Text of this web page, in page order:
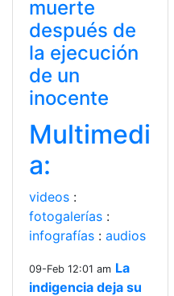
muerte
después de
la ejecución
de un
inocente
Multimedi
a:
videos :
fotogalerías :
infografías : audios
09-Feb 12:01 am La
indigencia deja su